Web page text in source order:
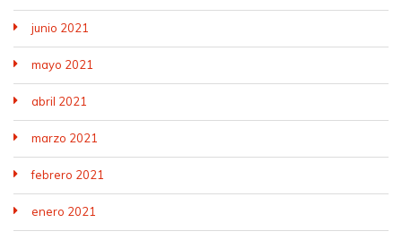
junio 2021
mayo 2021
abril 2021
marzo 2021
febrero 2021
enero 2021